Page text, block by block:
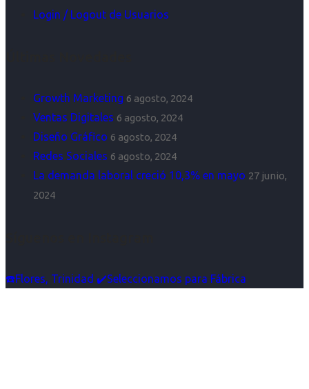
Login / Logout de Usuarios
Growth Marketing 6 agosto, 2024
Ventas Digitales 6 agosto, 2024
Diseño Gráfico 6 agosto, 2024
Redes Sociales 6 agosto, 2024
La demanda laboral creció 10,3% en mayo 27 junio,
2024
☎️Flores, Trinidad ✔️Seleccionamos para Fábrica